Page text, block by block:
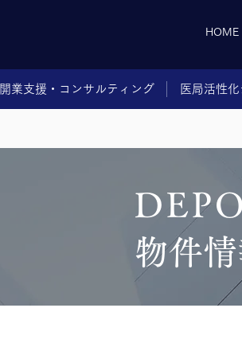
HOME
開業支援・コンサルティング 医局活性
DEPO
物件